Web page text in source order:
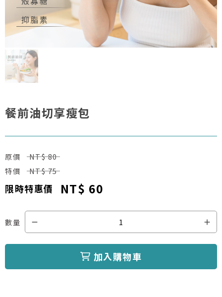
餐前油切享瘦包
原價
NT$ 80
特價
NT$ 75
限時特惠價 NT$ 60
數量
加入購物車